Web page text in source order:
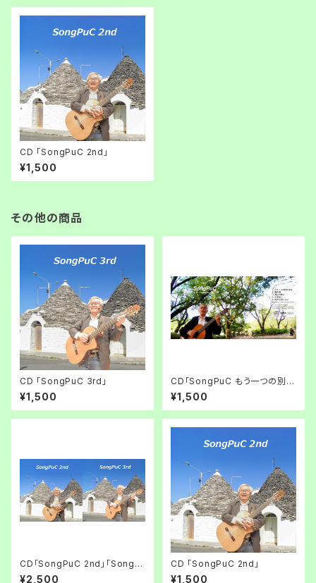
CD 「SongPuC 2nd」
¥1,500
その他の商品
CD 「SongPuC 3rd」
¥1,500
CD「SongPuC もう一つの別の
未来へ」
¥1,500
CD「SongPuC 2nd」「SongP
uC 3rd」セット
¥2,500
CD 「SongPuC 2nd」
¥1,500